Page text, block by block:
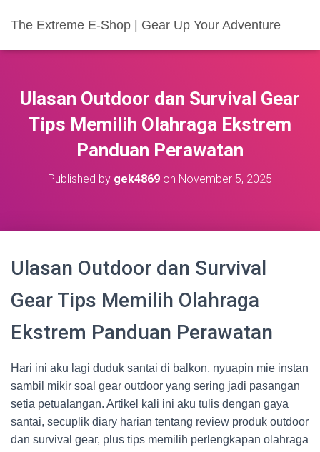
The Extreme E-Shop | Gear Up Your Adventure
Ulasan Outdoor dan Survival Gear
Tips Memilih Olahraga Ekstrem
Panduan Perawatan
Published by gek4869 on November 5, 2025
Ulasan Outdoor dan Survival
Gear Tips Memilih Olahraga
Ekstrem Panduan Perawatan
Hari ini aku lagi duduk santai di balkon, nyuapin mie instan
sambil mikir soal gear outdoor yang sering jadi pasangan
setia petualangan. Artikel kali ini aku tulis dengan gaya
santai, secuplik diary harian tentang review produk outdoor
dan survival gear, plus tips memilih perlengkapan olahraga